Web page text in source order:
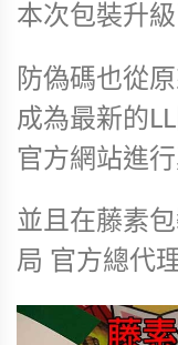
本次包裝升
防偽碼也從
成為最新的
官方網站進
並且在藤素
局 官方總代